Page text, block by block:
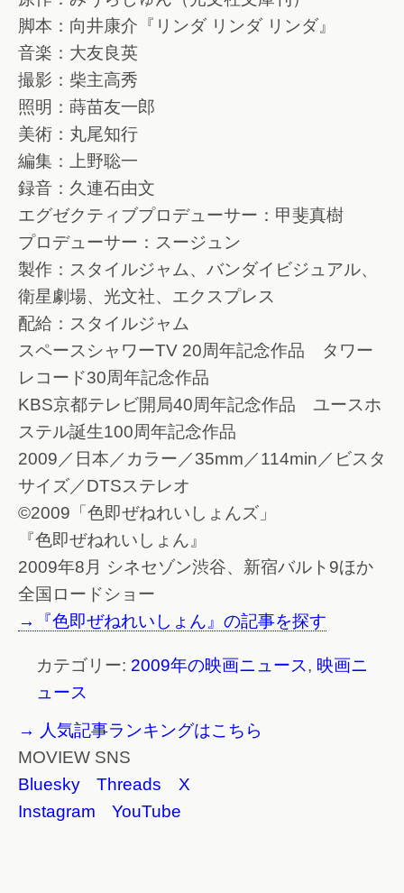
脚本：向井康介『リンダ リンダ リンダ』
音楽：大友良英
撮影：柴主高秀
照明：蒔苗友一郎
美術：丸尾知行
編集：上野聡一
録音：久連石由文
エグゼクティブプロデューサー：甲斐真樹
プロデューサー：スージュン
製作：スタイルジャム、バンダイビジュアル、
衛星劇場、光文社、エクスプレス
配給：スタイルジャム
スペースシャワーTV 20周年記念作品 タワー
レコード30周年記念作品
KBS京都テレビ開局40周年記念作品 ユースホ
ステル誕生100周年記念作品
2009／日本／カラー／35mm／114min／ビスタ
サイズ／DTSステレオ
©2009「色即ぜねれいしょんズ」
『色即ぜねれいしょん』
2009年8月 シネセゾン渋谷、新宿バルト9ほか
全国ロードショー
→『色即ぜねれいしょん』の記事を探す
カテゴリー: 2009年の映画ニュース, 映画ニ
ュース
→ 人気記事ランキングはこちら
MOVIEW SNS
Bluesky
Threads
X
Instagram
YouTube